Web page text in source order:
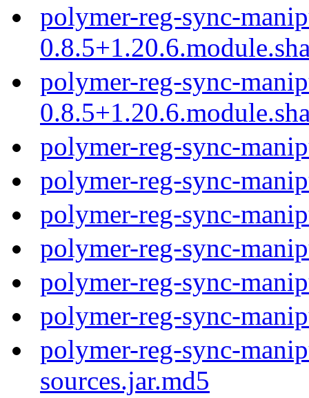
polymer-reg-sync-
polymer-reg-sync-
polymer-reg-sync-
polymer-reg-sync-
polymer-reg-sync-
polymer-reg-sync-
polymer-reg-sync-
polymer-reg-sync-
polymer-reg-sync-
sources.jar.md5